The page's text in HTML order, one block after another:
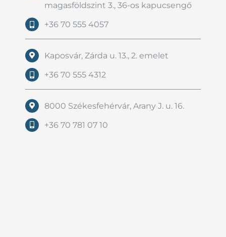
magasföldszint 3., 36-os kapucsengő
+36 70 555 4057
Kaposvár, Zárda u. 13., 2. emelet
+36 70 555 4312
8000 Székesfehérvár, Arany J. u. 16.
+36 70 781 07 10